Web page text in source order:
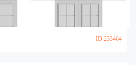
ID:233464